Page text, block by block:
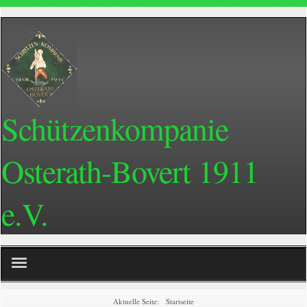
Schützenkompanie
Osterath-Bovert 1911
e.V.
Aktuelle Seite: Startseite